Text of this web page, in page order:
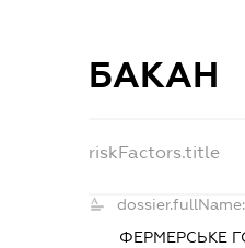
БАКАН
riskFactors.title
dossier.fullName:
ФЕРМЕРСЬКЕ